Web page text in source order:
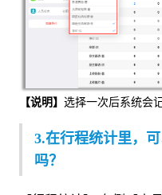
【说明】 选择一次后系统会
3.在行程统计里，
吗？